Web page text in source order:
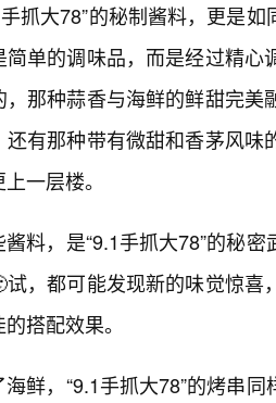
抓大78”的秘制酱料，更是
简单的调味品，而是经过精
，那种蒜香与海鲜的鲜甜完
还有那种带有微甜和香茅风
一层楼。
酱料，是“9.1手抓大78”的秘
试，都可能发现新的味觉惊
搭配效果。
海鲜，“9.1手抓大78”的烤串